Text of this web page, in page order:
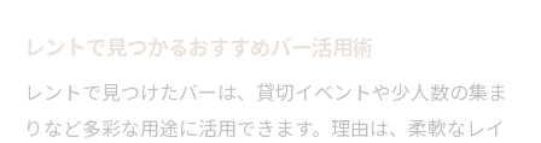
レントで見つかるおすすめバー活用術
レントで見つけたバーは、貸切イベントや少人数の集ま
りなど多彩な用途に活用できます。理由は、柔軟なレイ